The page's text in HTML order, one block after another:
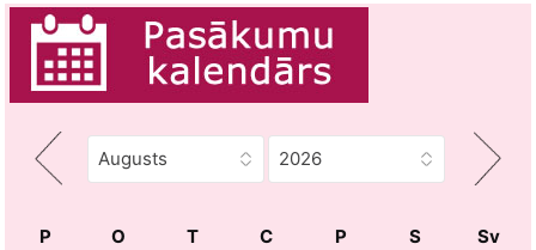
P O T C P S Sv